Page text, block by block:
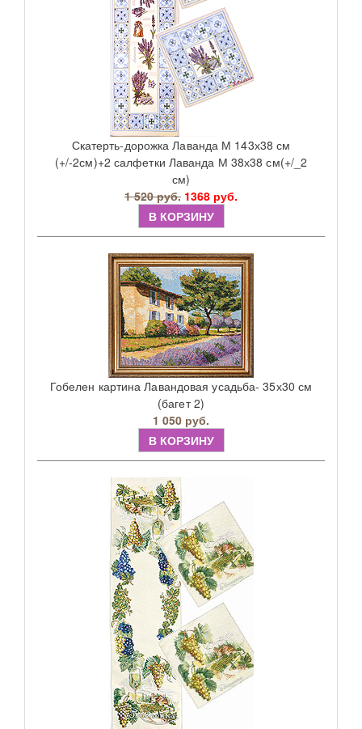
Скатерть-дорожка Лаванда М 143х38 см
(+/-2см)+2 салфетки Лаванда М 38х38 см(+/_2
см)
1 520 руб. 1368 руб.
В КОРЗИНУ
Гобелен картина Лавандовая усадьба- 35х30 см
(багет 2)
1 050 руб.
В КОРЗИНУ